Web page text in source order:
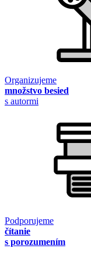
Organizujeme
množstvo besied
s autormi
Podporujeme
čítanie
s porozumením